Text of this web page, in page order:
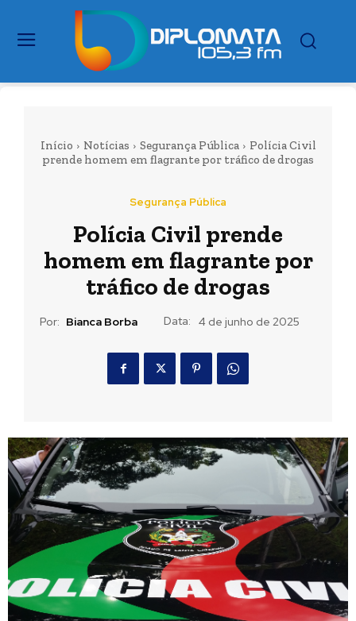
Início Notícias Segurança Pública
Polícia Civil
prende homem em flagrante por tráfico de drogas
Segurança Pública
Polícia Civil prende
homem em flagrante por
tráfico de drogas
Por: Bianca Borba Data: 4 de junho de 2025